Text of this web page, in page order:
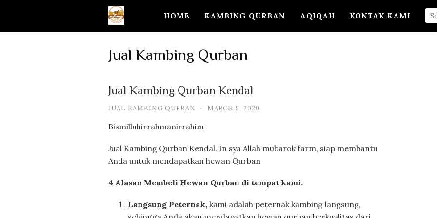
content
HOME KAMBING QURBAN AQIQAH KONTAK KAMI
Jual Kambing Qurban
Jual Kambing Qurban Kendal
JUAL KAMBING QURBAN · MARCH 5, 2020
Bismillahirrahmanirrahim
Jual Kambing Qurban Kendal. In sya Allah mubarok farm, siap membantu
Anda untuk mendapatkan hewan Qurban
4 Alasan Membeli Hewan Qurban di tempat kami:
Langsung Peternak, kami adalah peternak kambing langsung,